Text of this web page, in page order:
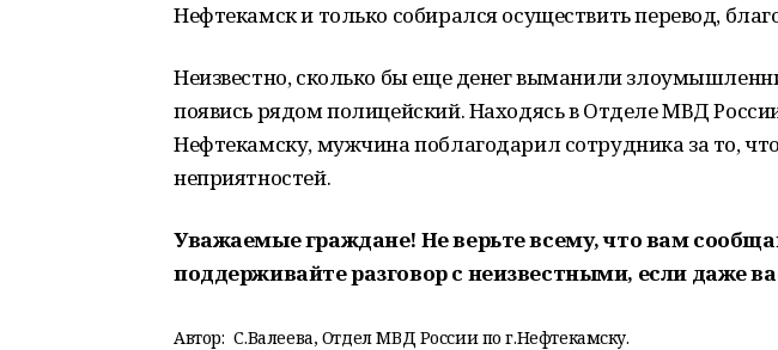
Нефтекамск и только собирался осуществить перевод,
Неизвестно, сколько бы еще денег выманили
появись рядом полицейский. Находясь в Отделе МВД
Нефтекамску, мужчина поблагодарил сотрудника за то, что
неприятностей.
Уважаемые граждане! Не верьте всему, что вам
поддерживайте разговор с неизвестными, если даже
Автор: С.Валеева, Отдел МВД России по г.Нефтекамску.